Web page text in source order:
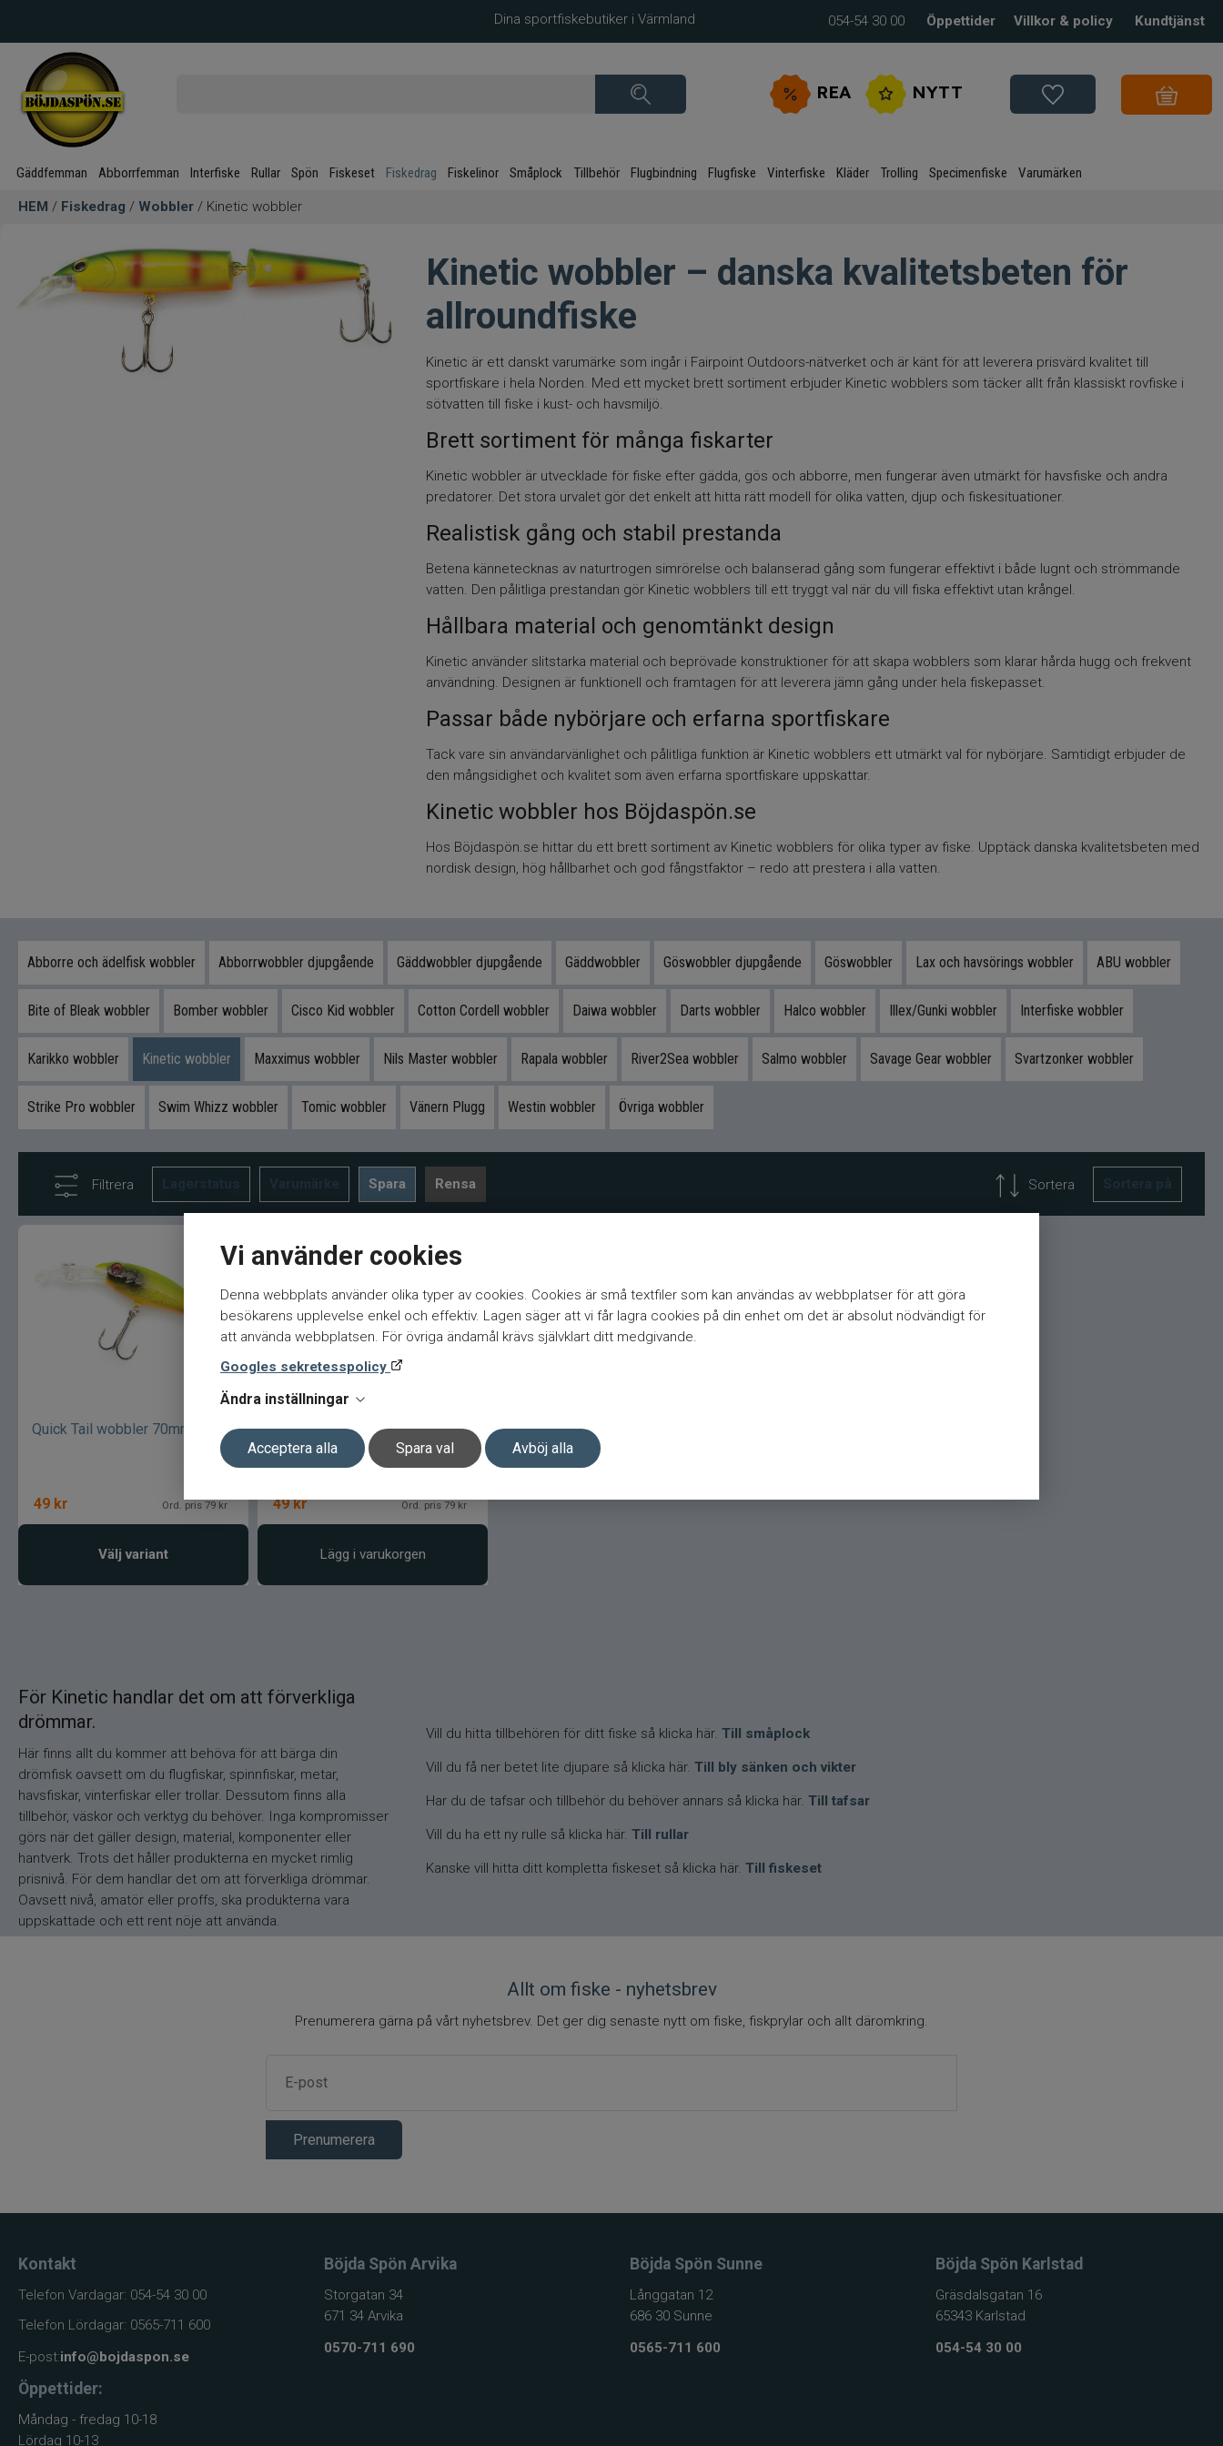
Vi använder cookies
Denna webbplats använder olika typer av cookies. Cookies är små textfiler som kan användas av webbplatser för att göra
besökarens upplevelse enkel och effektiv. Lagen säger att vi får lagra cookies på din enhet om det är absolut nödvändigt för
att använda webbplatsen. För övriga ändamål krävs självklart ditt medgivande.
Googles sekretesspolicy
Ändra inställningar
Acceptera alla Spara val Avböj alla
Dina sportfiskebutiker i Värmland 054-54 30 00 Öppettider Villkor & policy Kundtjänst
REA NYTT
Gäddfemman Abborrfemman Interfiske Rullar Spön Fiskeset Fiskedrag Fiskelinor Småplock Tillbehör Flugbindning Flugfiske Vinterfiske Kläder Trolling Specimenfiske Varumärken
HEM / Fiskedrag / Wobbler / Kinetic wobbler
Kinetic wobbler – danska kvalitetsbeten för
allroundfiske
Kinetic är ett danskt varumärke som ingår i Fairpoint Outdoors-nätverket och är känt för att leverera prisvärd kvalitet till
sportfiskare i hela Norden. Med ett mycket brett sortiment erbjuder Kinetic wobblers som täcker allt från klassiskt rovfiske i
sötvatten till fiske i kust- och havsmiljö.
Brett sortiment för många fiskarter
Kinetic wobbler är utvecklade för fiske efter gädda, gös och abborre, men fungerar även utmärkt för havsfiske och andra
predatorer. Det stora urvalet gör det enkelt att hitta rätt modell för olika vatten, djup och fiskesituationer.
Realistisk gång och stabil prestanda
Betena kännetecknas av naturtrogen simrörelse och balanserad gång som fungerar effektivt i både lugnt och strömmande
vatten. Den pålitliga prestandan gör Kinetic wobblers till ett tryggt val när du vill fiska effektivt utan krångel.
Hållbara material och genomtänkt design
Kinetic använder slitstarka material och beprövade konstruktioner för att skapa wobblers som klarar hårda hugg och frekvent
användning. Designen är funktionell och framtagen för att leverera jämn gång under hela fiskepasset.
Passar både nybörjare och erfarna sportfiskare
Tack vare sin användarvänlighet och pålitliga funktion är Kinetic wobblers ett utmärkt val för nybörjare. Samtidigt erbjuder de
den mångsidighet och kvalitet som även erfarna sportfiskare uppskattar.
Kinetic wobbler hos Böjdaspön.se
Hos Böjdaspön.se hittar du ett brett sortiment av Kinetic wobblers för olika typer av fiske. Upptäck danska kvalitetsbeten med
nordisk design, hög hållbarhet och god fångstfaktor – redo att prestera i alla vatten.
Abborre och ädelfisk wobbler Abborrwobbler djupgående Gäddwobbler djupgående Gäddwobbler Göswobbler djupgående Göswobbler Lax och havsörings wobbler ABU wobbler
Bite of Bleak wobbler Bomber wobbler Cisco Kid wobbler Cotton Cordell wobbler Daiwa wobbler Darts wobbler Halco wobbler Illex/Gunki wobbler Interfiske wobbler
Karikko wobbler Kinetic wobbler Maxximus wobbler Nils Master wobbler Rapala wobbler River2Sea wobbler Salmo wobbler Savage Gear wobbler Svartzonker wobbler
Strike Pro wobbler Swim Whizz wobbler Tomic wobbler Vänern Plugg Westin wobbler Övriga wobbler
Filtrera Spara Rensa Sortera
Quick Tail wobbler 70mm
49 kr Ord. pris 79 kr
Välj variant
Quick Tail 7 cm -
Red/white/silver
49 kr Ord. pris 79 kr
Lägg i varukorgen
För Kinetic handlar det om att förverkliga
drömmar.
Här finns allt du kommer att behöva för att bärga din
drömfisk oavsett om du flugfiskar, spinnfiskar, metar,
havsfiskar, vinterfiskar eller trollar. Dessutom finns alla
tillbehör, väskor och verktyg du behöver. Inga kompromisser
görs när det gäller design, material, komponenter eller
hantverk. Trots det håller produkterna en mycket rimlig
prisnivå. För dem handlar det om att förverkliga drömmar.
Oavsett nivå, amatör eller proffs, ska produkterna vara
uppskattade och ett rent nöje att använda.
Vill du hitta tillbehören för ditt fiske så klicka här. Till småplock
Vill du få ner betet lite djupare så klicka här. Till bly sänken och vikter
Har du de tafsar och tillbehör du behöver annars så klicka här. Till tafsar
Vill du ha ett ny rulle så klicka här. Till rullar
Kanske vill hitta ditt kompletta fiskeset så klicka här. Till fiskeset
Allt om fiske - nyhetsbrev
Prenumerera gärna på vårt nyhetsbrev. Det ger dig senaste nytt om fiske, fiskprylar och allt däromkring.
Prenumerera
Kontakt
Telefon Vardagar: 054-54 30 00
Telefon Lördagar: 0565-711 600
E-post:info@bojdaspon.se
Öppettider:
Måndag - fredag 10-18
Lördag 10-13
Böjda Spön Arvika
Storgatan 34
671 34 Arvika
0570-711 690
Böjda Spön Sunne
Långgatan 12
686 30 Sunne
0565-711 600
Böjda Spön Karlstad
Gräsdalsgatan 16
65343 Karlstad
054-54 30 00